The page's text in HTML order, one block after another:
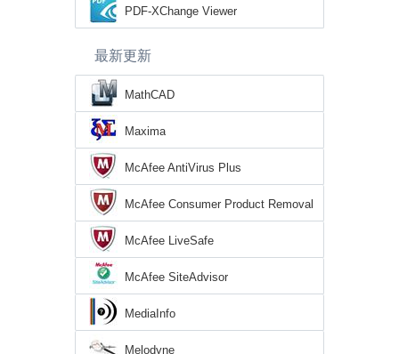
PDF-XChange Viewer
最新更新
MathCAD
Maxima
McAfee AntiVirus Plus
McAfee Consumer Product Removal
Tool
McAfee LiveSafe
McAfee SiteAdvisor
MediaInfo
Melodyne